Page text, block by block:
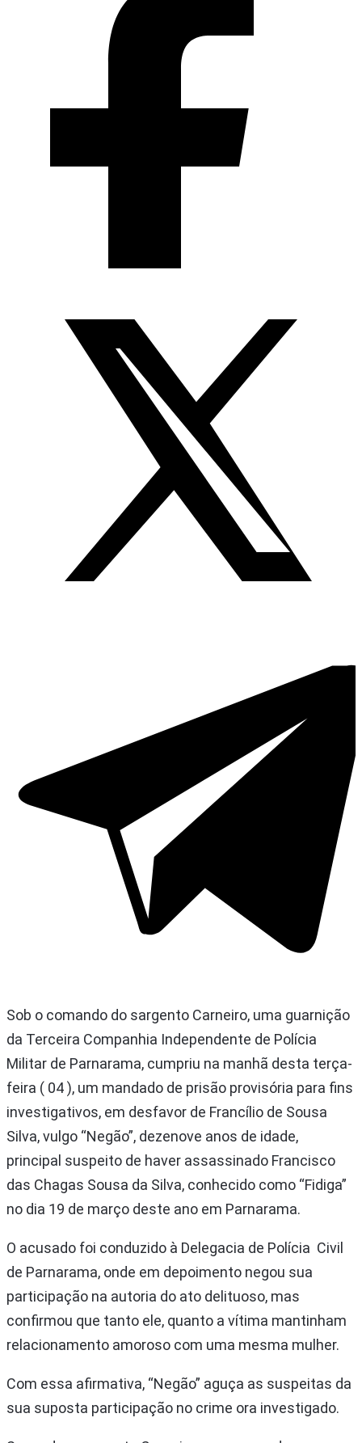
Sob o comando do sargento Carneiro, uma guarnição
da Terceira Companhia Independente de Polícia
Militar de Parnarama, cumpriu na manhã desta terça-
feira ( 04 ), um mandado de prisão provisória para fins
investigativos, em desfavor de Francílio de Sousa
Silva, vulgo “Negão”, dezenove anos de idade,
principal suspeito de haver assassinado Francisco
das Chagas Sousa da Silva, conhecido como “Fidiga”
no dia 19 de março deste ano em Parnarama.
O acusado foi conduzido à Delegacia de Polícia Civil
de Parnarama, onde em depoimento negou sua
participação na autoria do ato delituoso, mas
confirmou que tanto ele, quanto a vítima mantinham
relacionamento amoroso com uma mesma mulher.
Com essa afirmativa, “Negão” aguça as suspeitas da
sua suposta participação no crime ora investigado.